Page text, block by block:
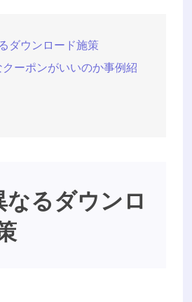
ダウンロード施策
ーポンがいいのか事例紹
るダウンロ